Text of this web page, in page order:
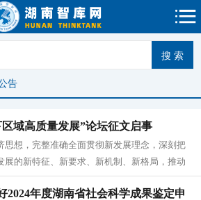
告
域高质量发展”论坛征文启事
思想，完整准确全面贯彻新发展理念，深刻把
展的新特征、新要求、新机制、新格局，推动
省社会科...
2024年度湖南省社会科学成果鉴定申